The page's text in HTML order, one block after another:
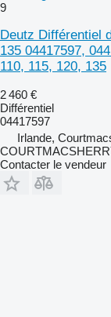
9
Deutz Différentiel
135 04417597,
110, 115, 120, 135
2 460 €
Différentiel
04417597
Irlande,
Contacter le vendeur